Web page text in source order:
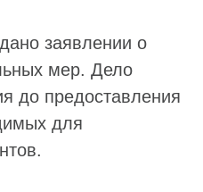
заявлении о
мер. Дело
до предоставления
для